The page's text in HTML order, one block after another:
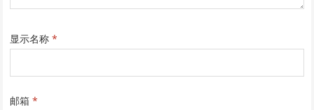
显示名称*
邮箱*